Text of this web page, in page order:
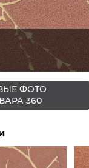
ФОТО
360